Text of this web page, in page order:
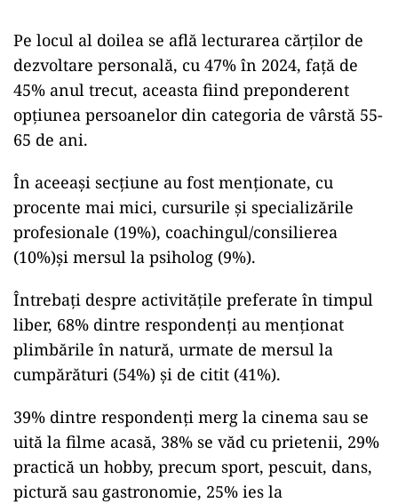
Pe locul al doilea se află lecturarea cărţilor de
dezvoltare personală, cu 47% în 2024, faţă de
45% anul trecut, aceasta fiind preponderent
opţiunea persoanelor din categoria de vârstă 55-
65 de ani.
În aceeaşi secţiune au fost menţionate, cu
procente mai mici, cursurile şi specializările
profesionale (19%), coachingul/consilierea
(10%)şi mersul la psiholog (9%).
Întrebaţi despre activităţile preferate în timpul
liber, 68% dintre respondenţi au menţionat
plimbările în natură, urmate de mersul la
cumpărături (54%) şi de citit (41%).
39% dintre respondenţi merg la cinema sau se
uită la filme acasă, 38% se văd cu prietenii, 29%
practică un hobby, precum sport, pescuit, dans,
pictură sau gastronomie, 25% ies la